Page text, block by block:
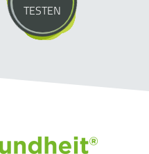
TESTEN